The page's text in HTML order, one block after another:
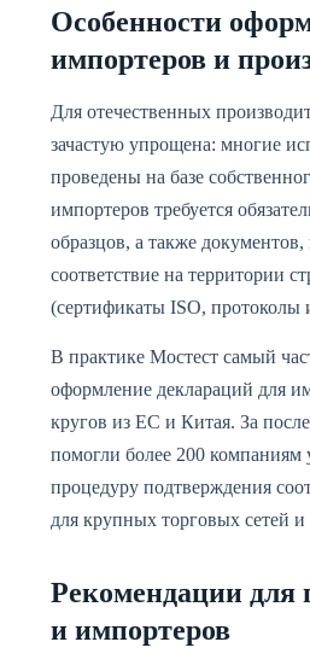
Особенности
импортеров и
Для отечественных
зачастую упрощена: многие
проведены на базе
импортеров требуется
образцов, а также
соответствие на территории
(сертификаты ISO, протоколы
В практике Мостест самый
оформление деклараций для
кругов из ЕС и Китая. За
помогли более 200
процедуру подтверждения
для крупных торговых сетей и
Рекомендации для
и импортеров